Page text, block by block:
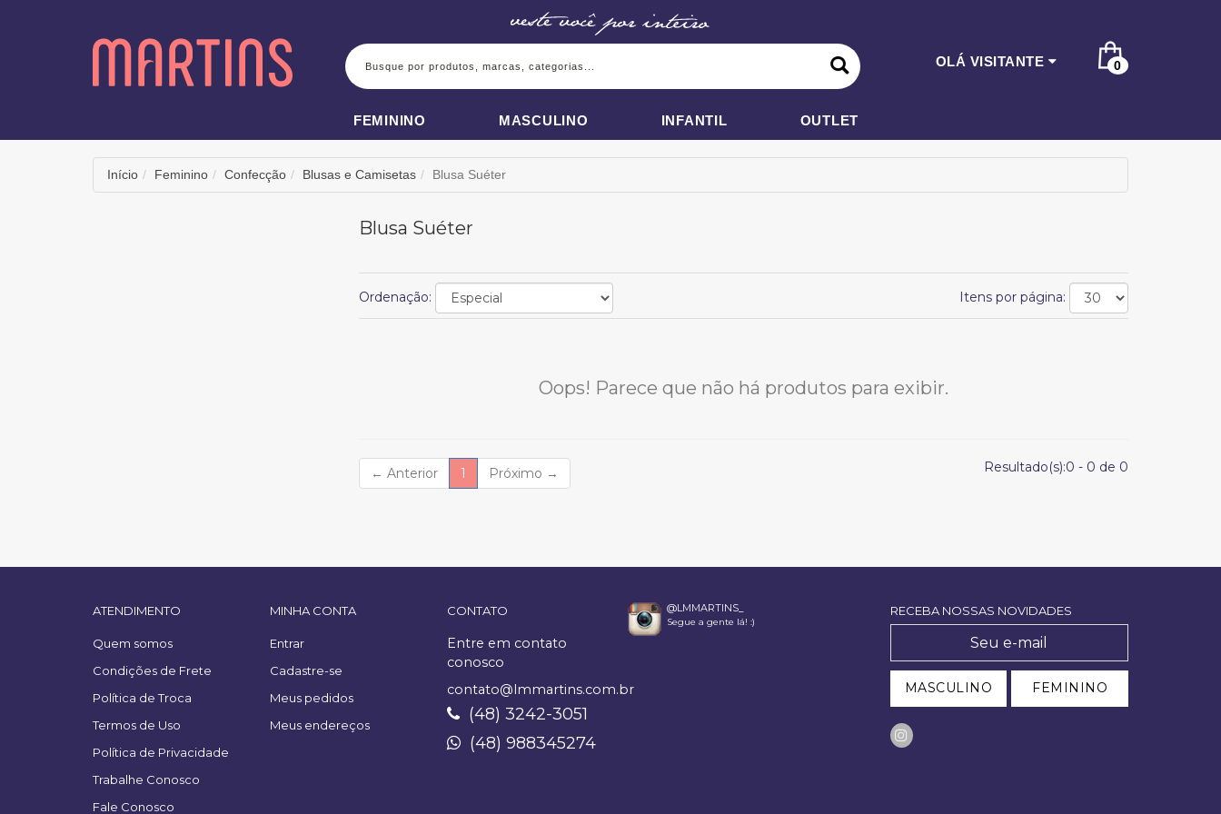
BUSCA
OLÁ VISITANTE 0
FEMININO MASCULINO INFANTIL OUTLET
Início Feminino Confecção Blusas e Camisetas Blusa Suéter
Blusa Suéter
Ordenação: Itens por página:
Oops! Parece que não há produtos para exibir.
← Anterior 1 (current)
Próximo → Resultado(s):0 - 0 de 0
ATENDIMENTO
Quem somos
Condições de Frete
Política de Troca
Termos de Uso
Política de Privacidade
Trabalhe Conosco
Fale Conosco
MINHA CONTA
Entrar
Cadastre-se
Meus pedidos
Meus endereços
CONTATO
Entre em contato
conosco
contato@lmmartins.com.br
(48) 3242-3051
(48) 988345274
@LMMARTINS_
Segue a gente lá! :)
RECEBA NOSSAS NOVIDADES
MASCULINO FEMININO